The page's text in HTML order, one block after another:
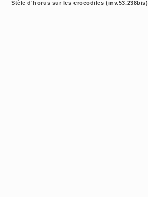
Stèle d'horus sur les crocodiles (inv.53.238bis)